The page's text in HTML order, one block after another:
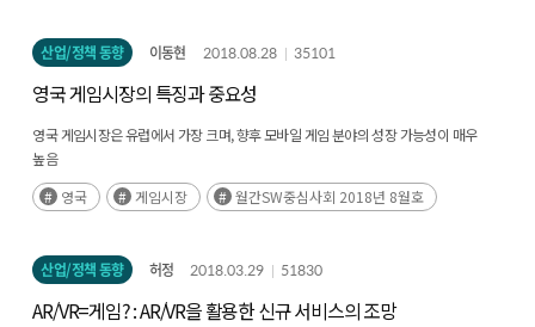
산업/정책 동향 이동현 2018.08.28 35101
영국 게임시장의 특징과 중요성
영국 게임시장은 유럽에서 가장 크며, 향후 모바일 게임 분야의 성장 가능성이 매우
높음
현지화가 상대적으로 수월한 영국 게임시장의 공략을 통해 유럽 수출 확대를 도모해야
함
영국 게임시장 월간SW중심사회 2018년 8월호
산업/정책 동향 허정 2018.03.29 51830
AR/VR=게임? : AR/VR을 활용한 신규 서비스의 조망